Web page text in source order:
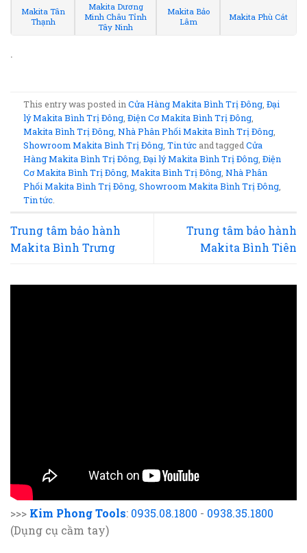
Makita Tân
Thạnh
Makita Dương
Minh Châu Tỉnh
Tây Ninh
Makita Bảo
Lâm
Makita Phù Cát
.
This entry was posted inCửa Hàng Makita Bình Trị Đông ,Đại
lý Makita Bình Trị Đông ,Điện Cơ Makita Bình Trị Đông
Makita Bình Trị Đông ,Nhà Phân Phối Makita Bình Trị Đông
Showroom Makita Bình Trị Đông ,Tin tức and taggedCửa
Hàng Makita Bình Trị Đông ,Đại lý Makita Bình Trị Đông ,Điện
Cơ Makita Bình Trị Đông ,Makita Bình Trị Đông ,Nhà Phân
Phối Makita Bình Trị Đông ,Showroom Makita Bình Trị Đông
Tin tức
Trung tâm bảo hành
Makita Bình Trưng
Trung tâm bảo hành
Makita Bình Tiên
>>> Kim Phong Tools: 0935.08.1800 - 0938.35.1800
(Dụng cụ cầm tay)